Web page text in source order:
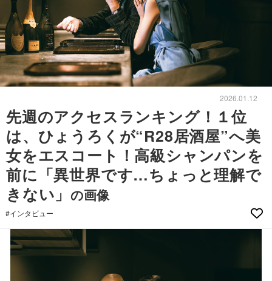
2026.01.12
先週のアクセスランキング！１位
は、ひょうろくが“R28居酒屋”へ美
女をエスコート！高級シャンパンを
前に「異世界です…ちょっと理解で
きない」の画像
#インタビュー